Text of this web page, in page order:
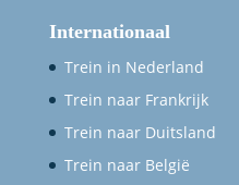
Internationaal
Trein in Nederland
Trein naar Frankrijk
Trein naar Duitsland
Trein naar België